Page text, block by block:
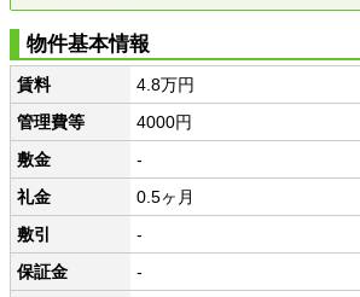
物件基本情報
賃料
4.8万円
管理費等
4000円
敷金
-
礼金
0.5ヶ月
敷引
-
保証金
-